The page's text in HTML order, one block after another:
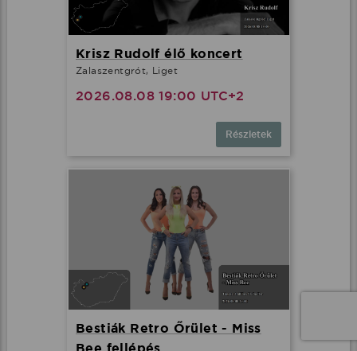
Krisz Rudolf élő koncert
Zalaszentgrót, Liget
2026.08.08 19:00 UTC+2
Részletek
Bestiák Retro Őrület - Miss